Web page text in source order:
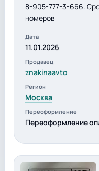
8-905-777-3-666.
номеров
Дата
11.01.2026
Продавец
znakinaavto
Регион
Москва
Переоформление
Переоформление